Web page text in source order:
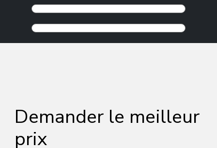
Demander le meilleur
prix